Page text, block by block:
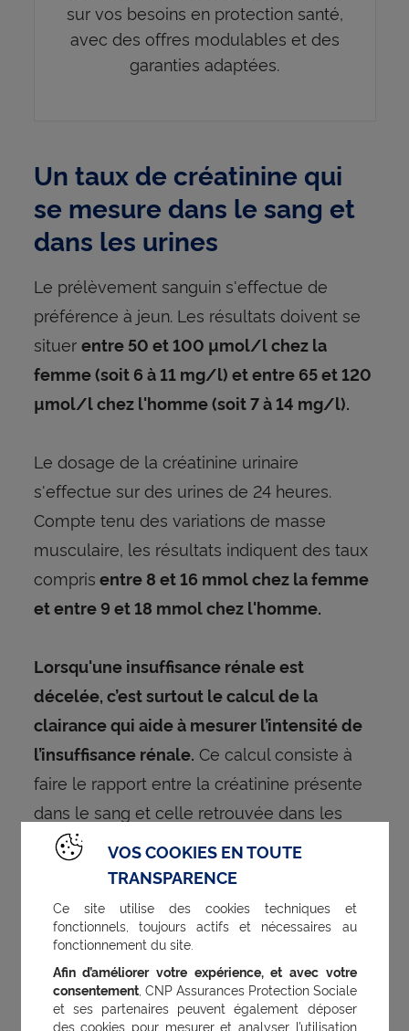
sur vos besoins en protection santé,
avec des offres modulables et des
garanties adaptées.
Un taux de créatinine qui
se mesure dans le sang et
dans les urines
Le prélèvement sanguin s'effectue de
préférence à jeun. Les résultats doivent se
situer entre 50 et 100 µmol/l chez la
femme (soit 6 à 11 mg/l) et entre 65 et 120
µmol/l chez l'homme (soit 7 à 14 mg/l).
Le dosage de la créatinine urinaire
s'effectue sur des urines de 24 heures.
Compte tenu des variations de masse
musculaire, les résultats indiquent des taux
compris entre 8 et 16 mmol chez la femme
et entre 9 et 18 mmol chez l'homme.
Lorsqu'une insuffisance rénale est
décelée, c’est surtout le calcul de la
clairance qui aide à mesurer l’intensité de
l’insuffisance rénale. Ce calcul consiste à
faire le rapport entre la créatinine présente
dans le sang et celle retrouvée dans les
urines après filtration par les reins.
Conseils pour des reins en bonne
santé
Pour prévenir l'insuffisance rénale, il
VOS COOKIES EN TOUTE
TRANSPARENCE
Ce site utilise des cookies techniques et
fonctionnels, toujours actifs et nécessaires au
fonctionnement du site.
Afin d’améliorer votre expérience, et avec votre
consentement, CNP Assurances Protection Sociale
et ses partenaires peuvent également déposer
des cookies pour mesurer et analyser l’utilisation